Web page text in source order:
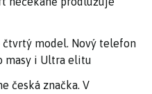
čtvrtý model. Nový telefon
masy i Ultra elitu
česká značka. V